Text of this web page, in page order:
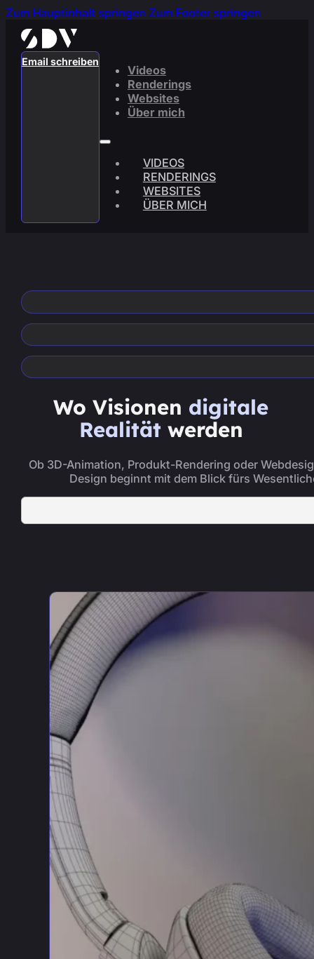
Zum Hauptinhalt springen Zum Footer springen
Videos
Renderings
Websites
Über mich
VIDEOS
RENDERINGS
WEBSITES
ÜBER MICH
Email schreiben
Wo Visionen digitale
Realität werden
Ob 3D-Animation, Produkt-Rendering oder
Design beginnt mit dem Blick fürs